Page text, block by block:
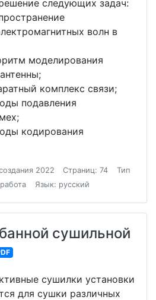
следующих задач:
волн в
моделирования
комплекс связи;
подавления
кодирования
2022 Страниц: 74
Тип
Язык: русский
сушильной
сушилки установки
для сушки различных